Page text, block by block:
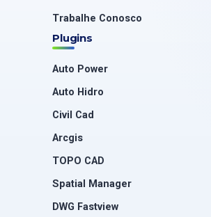
Trabalhe Conosco
Plugins
Auto Power
Auto Hidro
Civil Cad
Arcgis
TOPO CAD
Spatial Manager
DWG Fastview